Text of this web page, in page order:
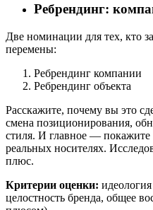
Ребрендинг:
Две номинации для тех, кто
перемены:
Ребрендинг компании
Ребрендинг объекта
Расскажите, почему вы это
смена позиционирования,
стиля. И главное — покажите
реальных носителях.
плюс.
Критерии оценки:
целостность бренда, общее